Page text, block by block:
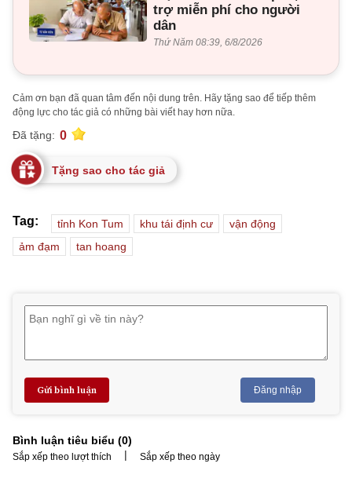
trợ miễn phí cho người
dân
Thứ Năm 08:39, 6/8/2026
Cảm ơn bạn đã quan tâm đến nội dung trên. Hãy tặng sao để tiếp thêm
động lực cho tác giả có những bài viết hay hơn nữa.
Đã tặng: 0
Tặng sao cho tác giả
Tag: tỉnh Kon Tum khu tái định cư
vận động
ảm đạm
tan hoang
Gửi bình luận Đăng nhập
Bình luận tiêu biểu (0)
Sắp xếp theo lượt thích | Sắp xếp theo ngày